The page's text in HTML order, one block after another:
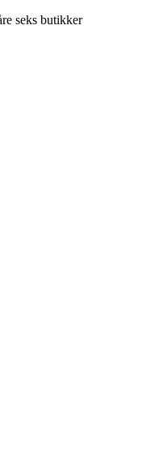
seks butikker